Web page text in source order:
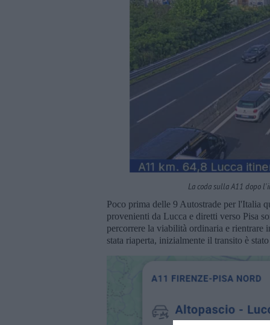
La coda sulla A11 dopo
Poco prima delle 9 Autostrade per l'Italia
provenienti da Lucca e diretti verso Pisa
percorrere la viabilità ordinaria e rientrare
stata riaperta, inizialmente il transito è